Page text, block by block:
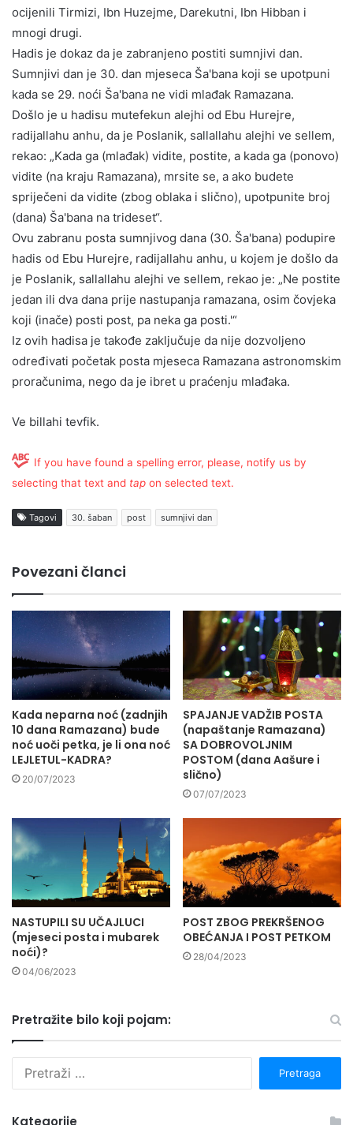
ocijenili Tirmizi, Ibn Huzejme, Darekutni, Ibn Hibban i
mnogi drugi.
Hadis je dokaz da je zabranjeno postiti sumnjivi dan.
Sumnjivi dan je 30. dan mjeseca Ša'bana koji se upotpuni
kada se 29. noći Ša'bana ne vidi mlađak Ramazana.
Došlo je u hadisu mutefekun alejhi od Ebu Hurejre,
radijallahu anhu, da je Poslanik, sallallahu alejhi ve sellem,
rekao: „Kada ga (mlađak) vidite, postite, a kada ga (ponovo)
vidite (na kraju Ramazana), mrsite se, a ako budete
spriječeni da vidite (zbog oblaka i slično), upotpunite broj
(dana) Ša'bana na trideset“.
Ovu zabranu posta sumnjivog dana (30. Ša'bana) podupire
hadis od Ebu Hurejre, radijallahu anhu, u kojem je došlo da
je Poslanik, sallallahu alejhi ve sellem, rekao je: „Ne postite
jedan ili dva dana prije nastupanja ramazana, osim čovjeka
koji (inače) posti post, pa neka ga posti.'“
Iz ovih hadisa je takođe zaključuje da nije dozvoljeno
određivati početak posta mjeseca Ramazana astronomskim
proračunima, nego da je ibret u praćenju mlađaka.
Ve billahi tevfik.
If you have found a spelling error, please, notify us by
selecting that text and tap on selected text.
Tagovi 30. šaban post sumnjivi dan
Povezani članci
Kada neparna noć (zadnjih
10 dana Ramazana) bude
noć uoči petka, je li ona noć
LEJLETUL-KADRA?
20/07/2023
SPAJANJE VADŽIB POSTA
(napaštanje Ramazana)
SA DOBROVOLJNIM
POSTOM (dana Aašure i
slično)
07/07/2023
NASTUPILI SU UČAJLUCI
(mjeseci posta i mubarek
noći)?
04/06/2023
POST ZBOG PREKRŠENOG
OBEĆANJA I POST PETKOM
28/04/2023
Pretražite bilo koji pojam: